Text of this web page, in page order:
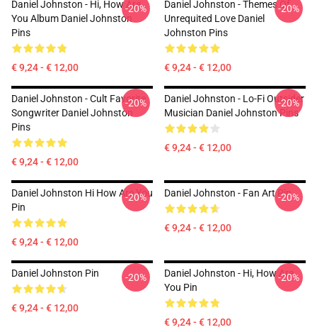
Daniel Johnston - Hi, How Are
You Album Daniel Johnston
Pins
€ 9,24 - € 12,00
-20%
Daniel Johnston - Themes Of
Unrequited Love Daniel
Johnston Pins
€ 9,24 - € 12,00
-20%
Daniel Johnston - Cult Favorite
Songwriter Daniel Johnston
Pins
€ 9,24 - € 12,00
-20%
Daniel Johnston - Lo-Fi Outsider
Musician Daniel Johnston Pins
€ 9,24 - € 12,00
-20%
Daniel Johnston Hi How Are You
Pin
€ 9,24 - € 12,00
-20% Daniel Johnston - Fan Art Pin
€ 9,24 - € 12,00
-20%
Daniel Johnston Pin
€ 9,24 - € 12,00
-20%
Daniel Johnston - Hi, How Are
You Pin
€ 9,24 - € 12,00
-20%